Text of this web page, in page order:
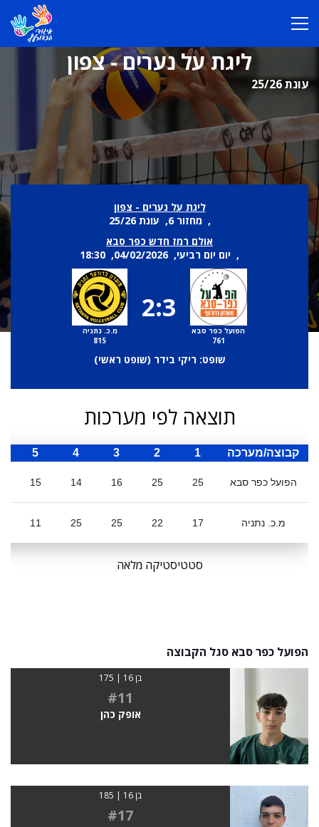
ליגת על נערים - צפון
עונת 25/26
ליגת על נערים - צפון
, מחזור 6, עונת 25/26
אולם רמז חדש כפר סבא
, יום יום רביעי, 04/02/2026, 18:30
הפועל כפר סבא
761
2:3
מ.כ. נתניה
815
שופט: ריקי בידר (שופט ראשי)
תוצאה לפי מערכות
קבוצה/מערכה 1
2
3
4
5
הפועל כפר סבא 25
25
16
14
15
מ.כ. נתניה 17
22
25
25
11
סטטיסטיקה מלאה
הפועל כפר סבא סגל הקבוצה
בן 16 | 175
#11
אופק כהן
בן 16 | 185
#17